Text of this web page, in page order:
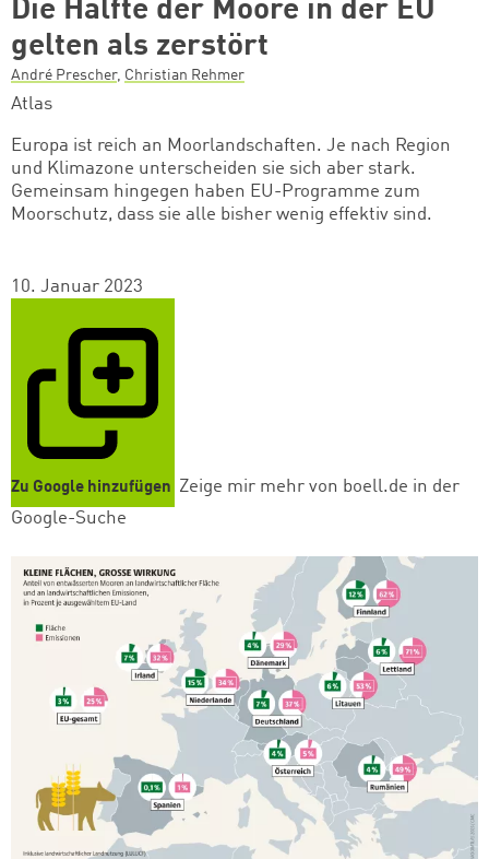
Die Hälfte der Moore in der EU
gelten als zerstört
André Prescher, Christian Rehmer
Atlas
Europa ist reich an Moorlandschaften. Je nach Region
und Klimazone unterscheiden sie sich aber stark.
Gemeinsam hingegen haben EU-Programme zum
Moorschutz, dass sie alle bisher wenig effektiv sind.
10. Januar 2023
Zu Google hinzufügen Zeige mir mehr von boell.de in der
Google-Suche